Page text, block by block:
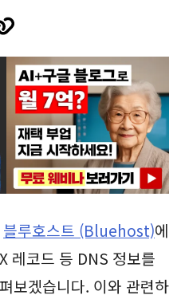
블루호스트 (Bluehost)에
레코드 등 DNS 정보를
보겠습니다. 이와 관련하